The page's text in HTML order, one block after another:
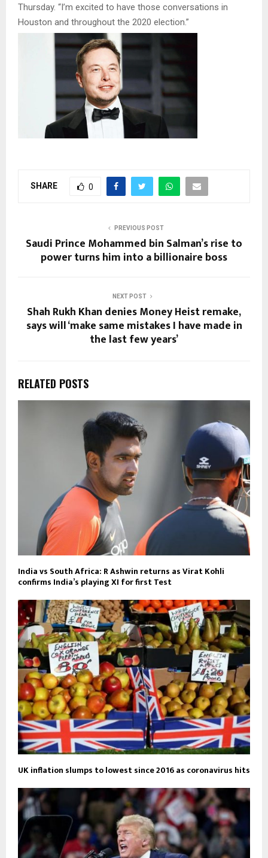
Thursday. “I’m excited to have those conversations in
Houston and throughout the 2020 election.”
SHARE 0
PREVIOUS POST
Saudi Prince Mohammed bin Salman’s rise to
power turns him into a billionaire boss
NEXT POST
Shah Rukh Khan denies Money Heist remake,
says will ‘make same mistakes I have made in
the last few years’
RELATED POSTS
India vs South Africa: R Ashwin returns as Virat Kohli
confirms India’s playing XI for first Test
UK inflation slumps to lowest since 2016 as coronavirus hits